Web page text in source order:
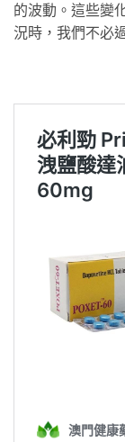
的波動。這些變
況時，我們不必